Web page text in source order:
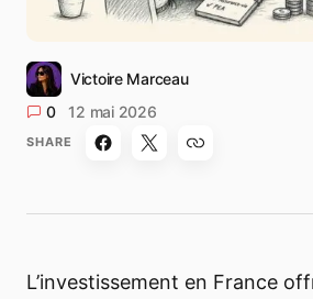
Victoire Marceau
0
12 mai 2026
SHARE
L’investissement en France